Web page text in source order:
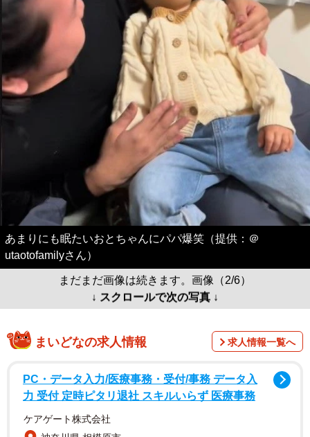
あまりにも眠たいおとちゃんにパパ爆笑（提供：＠
utaotofamilyさん）
まだまだ画像は続きます。画像（2/6）
↓ スクロールで次の写真 ↓
まいどなの求人情報 求人情報一覧へ
PC・データ入力/医療事務・受付/事務 データ入
力 受付 定時ピタリ退社 スキルいらず 医療事務
ケアゲート株式会社